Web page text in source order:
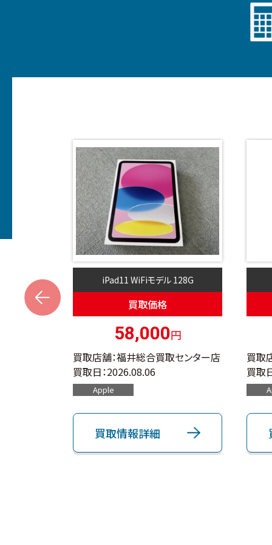
iPad11 WiFiモデル 128G
買取価格
58,000円
買取店舗：福井総合買取センター店
買取日：2026.08.06
Apple
買取情報詳細
買取
買取